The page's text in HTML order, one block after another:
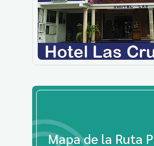
Mapa de la Ruta